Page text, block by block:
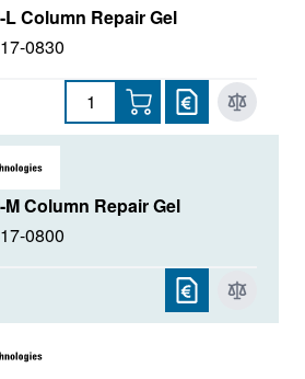
L Column Repair Gel
0830
M Column Repair Gel
0800